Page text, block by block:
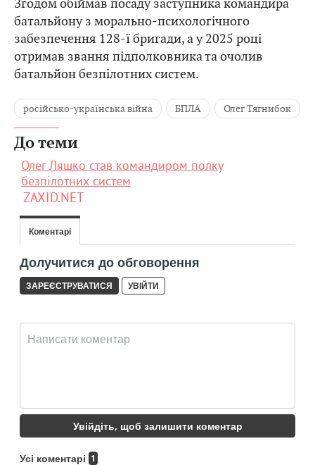
Згодом обіймав посаду заступника командира
батальйону з морально-психологічного
забезпечення 128-ї бригади, а у 2025 році
отримав звання підполковника та очолив
батальйон безпілотних систем.
російсько-українська війна БПЛА Олег Тягнибок
До теми
Олег Ляшко став командиром полку
безпілотних систем
ZAXID.NET